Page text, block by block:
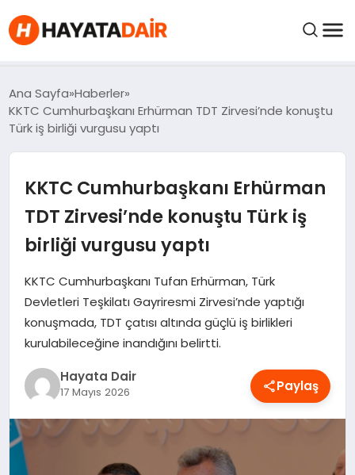
FIYATLAR
HABERLER
İNCELEMELER
KIMDIR?
NEDIR?
OYUN
RÜYA TABIRLERI
SAĞLIK
Ana Sayfa Haberler
KKTC Cumhurbaşkanı Erhürman TDT Zirvesi’nde konuştu
Türk iş birliği vurgusu yaptı
KKTC Cumhurbaşkanı Erhürman
TDT Zirvesi’nde konuştu Türk iş
birliği vurgusu yaptı
KKTC Cumhurbaşkanı Tufan Erhürman, Türk
Devletleri Teşkilatı Gayriresmi Zirvesi’nde yaptığı
konuşmada, TDT çatısı altında güçlü iş birlikleri
kurulabileceğine inandığını belirtti.
Hayata Dair
17 Mayıs 2026 Paylaş